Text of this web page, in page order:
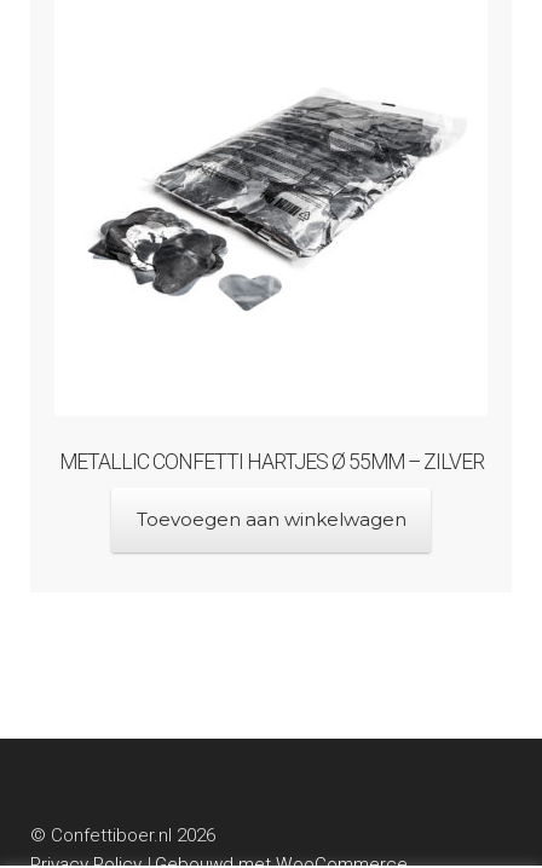
METALLIC CONFETTI HARTJES Ø 55MM – ZILVER
Toevoegen aan winkelwagen
© Confettiboer.nl 2026